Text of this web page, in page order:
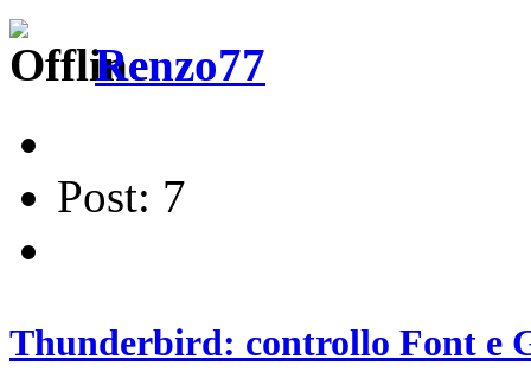
Renzo77
Post: 7
Thunderbird: controllo Font e